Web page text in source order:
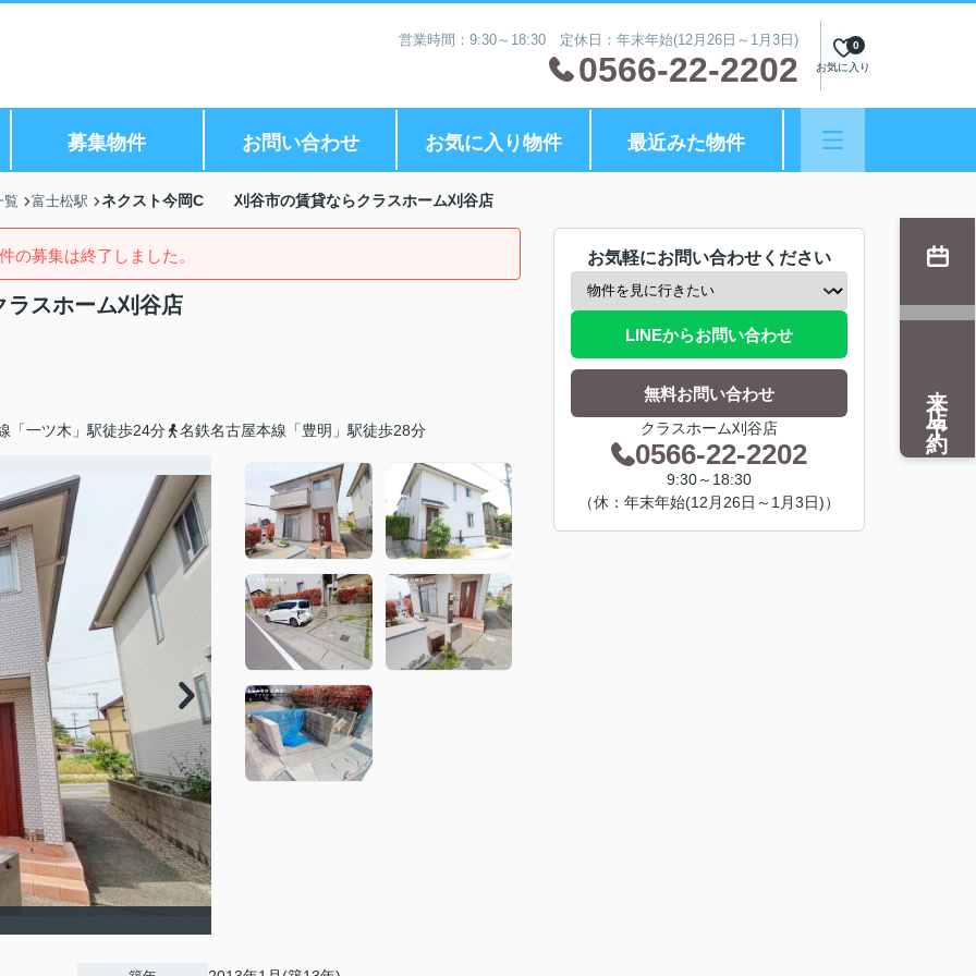
営業時間：9:30～18:30 定休日：年末年始(12月26日～1月3日)
0566-22-2202 お気に入り
0
募集物件 お問い合わせ お気に入り物件 最近みた物件
覧 富士松駅 ネクスト今岡C 刈谷市の賃貸ならクラスホーム刈谷店
の募集は終了しました。
スホーム刈谷店
「一ツ木」駅徒歩24分 名鉄名古屋本線「豊明」駅徒歩28分
お気軽にお問い合わせください
LINEからお問い合わせ
無料お問い合わせ
クラスホーム刈谷店
0566-22-2202
9:30～18:30
（休：年末年始(12月26日～1月3日)）
来店予約